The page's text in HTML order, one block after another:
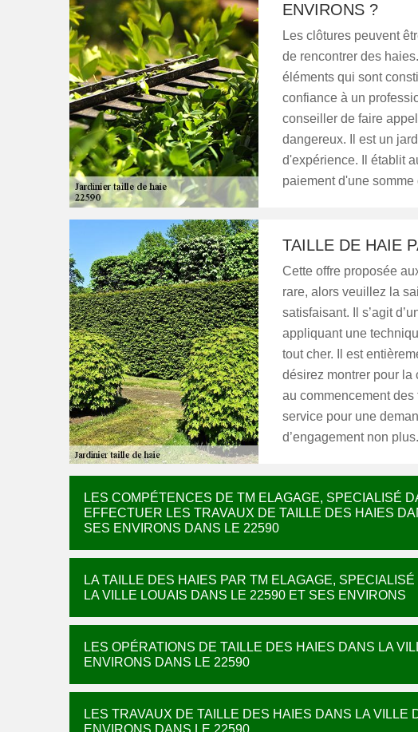
ENVIRONS ?
Les clôtures peuvent
de rencontrer des
éléments qui sont
confiance à un
conseiller de faire
dangereux. Il est un
d'expérience. Il établit
paiement d'une somme
TAILLE DE HAIE
Cette offre proposée
rare, alors veuillez la
satisfaisant. Il s’agit
appliquant une
tout cher. Il est
désirez montrer pour la
au commencement
service pour une
d’engagement non plus.
LES COMPÉTENCES DE TM ELAGAGE, SPECIALISÉ
EFFECTUER LES TRAVAUX DE TAILLE DES HAIES
SES ENVIRONS DANS LE 22590
LA TAILLE DES HAIES PAR TM ELAGAGE,
LA VILLE LOUAIS DANS LE 22590 ET SES ENVIRONS
LES OPÉRATIONS DE TAILLE DES HAIES DANS LA
ENVIRONS DANS LE 22590
LES TRAVAUX DE TAILLE DES HAIES DANS LA VILLE
ENVIRONS DANS LE 22590